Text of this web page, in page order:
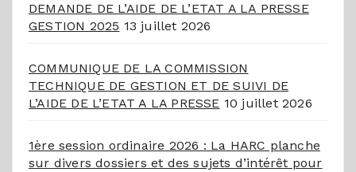
DEMANDE DE L’AIDE DE L’ETAT A LA PRESSE
GESTION 2025 13 juillet 2026
COMMUNIQUE DE LA COMMISSION
TECHNIQUE DE GESTION ET DE SUIVI DE
L’AIDE DE L’ETAT A LA PRESSE 10 juillet 2026
1ère session ordinaire 2026 : La HARC planche
sur divers dossiers et des sujets d’intérêt pour